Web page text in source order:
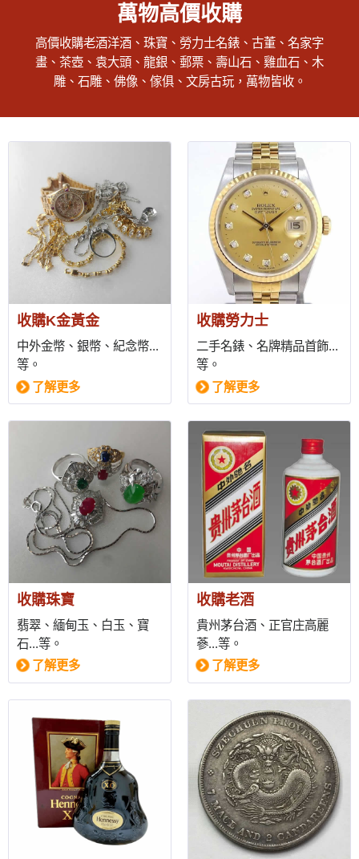
萬物高價收購
高價收購老酒洋酒、珠寶、勞力士名錶、古董、名家字
畫、茶壺、袁大頭、龍銀、郵票、壽山石、雞血石、木
雕、石雕、佛像、傢俱、文房古玩，萬物皆收。
收購K金黃金
中外金幣、銀幣、紀念幣...
等。
了解更多
收購勞力士
二手名錶、名牌精品首飾...
等。
了解更多
收購珠寶
翡翠、緬甸玉、白玉、寶
石...等。
了解更多
收購老酒
貴州茅台酒、正官庄高麗
蔘...等。
了解更多